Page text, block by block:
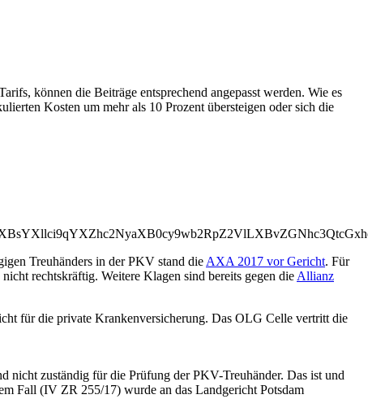
können die Beiträge entsprechend angepasst werden. Wie es
Kosten um mehr als 10 Prozent übersteigen oder sich die
Treuhänders in der PKV stand die AXA 2017 vor Gericht. Für
rechtskräftig. Weitere Klagen sind bereits gegen die Allianz
für die private Krankenversicherung. Das OLG Celle vertritt die
nicht zuständig für die Prüfung der PKV-Treuhänder. Das ist und
Fall (IV ZR 255/17) wurde an das Landgericht Potsdam